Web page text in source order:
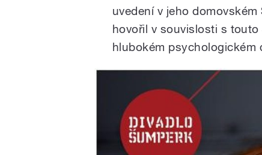
uvedení v jeho
hovořil v souvislosti s
hlubokém psychologickém